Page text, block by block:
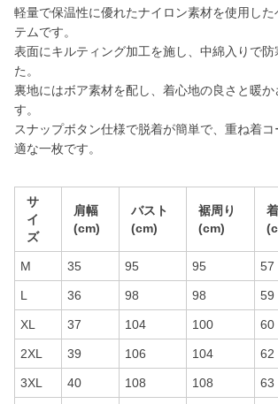
軽量で保温性に優れたナイロン素材を使用した
テムです。
表面にキルティング加工を施し、中綿入りで防
た。
裏地にはボア素材を配し、着心地の良さと暖か
す。
スナップボタン仕様で脱着が簡単で、重ね着
適な一枚です。
サ
イ
ズ
肩幅
(cm)
バスト
(cm)
裾周り
(cm)
M 35 95 95 57
L 36 98 98 59
XL 37 104 100 60
2XL 39 106 104 62
3XL 40 108 108 63